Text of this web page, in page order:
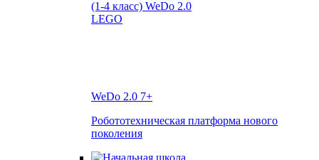
WeDo 2.0 7+
Робототехническая платформа нового
поколения